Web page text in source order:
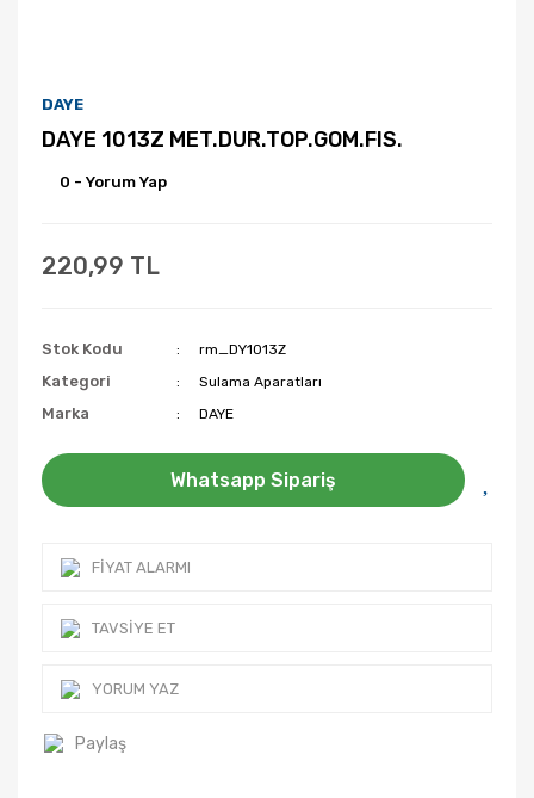
DAYE
DAYE 1013Z MET.DUR.TOP.GOM.FIS.
0 - Yorum Yap
220,99 TL
Stok Kodu rm_DY1013Z
Kategori Sulama Aparatları
Marka DAYE
Whatsapp Sipariş
FIYAT ALARMI
TAVSIYE ET
YORUM YAZ
Paylaş